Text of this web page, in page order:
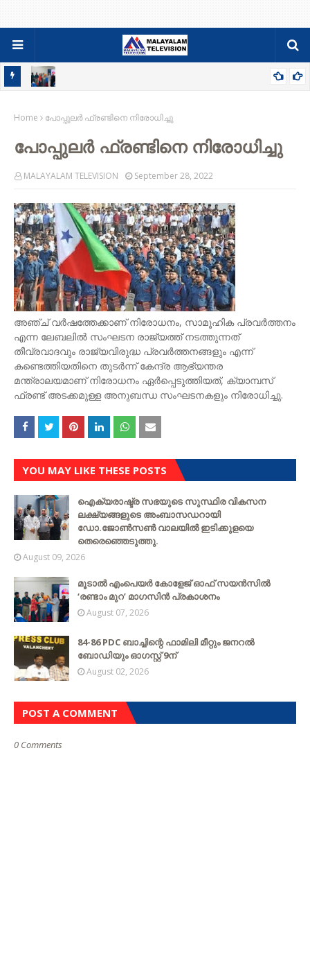
മാഗസിൻ പ്രകാശനം
Home പോപ്പുലർ ഫ്രണ്ടിനെ നിരോധിച്ചു
പോപ്പുലർ ഫ്രണ്ടിനെ നിരോധിച്ചു
MALAYALAM TELEVISION September 28, 2022
അഞ്ച് വർഷത്തേക്കാണ് നിരോധനം, സാമൂഹിക പ്രവർത്തനം
എന്ന ലേബലിൽ സംഘടന രാജ്യത്ത് നടത്തുന്നത്
തീവ്രവാദവും രാജ്യവിരുദ്ധ പ്രവർത്തനങ്ങളും എന്ന്
കണ്ടെത്തിയതിനെ തുടർന്ന് കേന്ദ്ര ആഭ്യന്തര
മന്ത്രാലയമാണ് നിരോധനം ഏർപ്പെടുത്തിയത്, ക്യാമ്പസ്
ഫ്രണ്ട് അടക്കമുള്ള അനുബന്ധ സംഘടനകളും നിരോധിച്ചു.
YOU MAY LIKE THESE POSTS
ഐക്യരാഷ്ട്ര സഭയുടെ സുസ്ഥിര വികസന
ലക്ഷ്യങ്ങളുടെ അംബാസഡറായി
ഡോ.ജോൺസൺ വാലയിൽ ഇടിക്കുളയെ
തെരെഞ്ഞെടുത്തു.
August 09, 2026
മൂടാൽ എംപെയർ കോളേജ് ഓഫ് സയൻസിൽ
‘രണ്ടാം മുറ’ മാഗസിൻ പ്രകാശനം
August 07, 2026
84-86 PDC ബാച്ചിന്റെ ഫാമിലി മീറ്റും ജനറൽ
ബോഡിയും ഓഗസ്റ്റ് 9ന്
August 02, 2026
POST A COMMENT
0 Comments